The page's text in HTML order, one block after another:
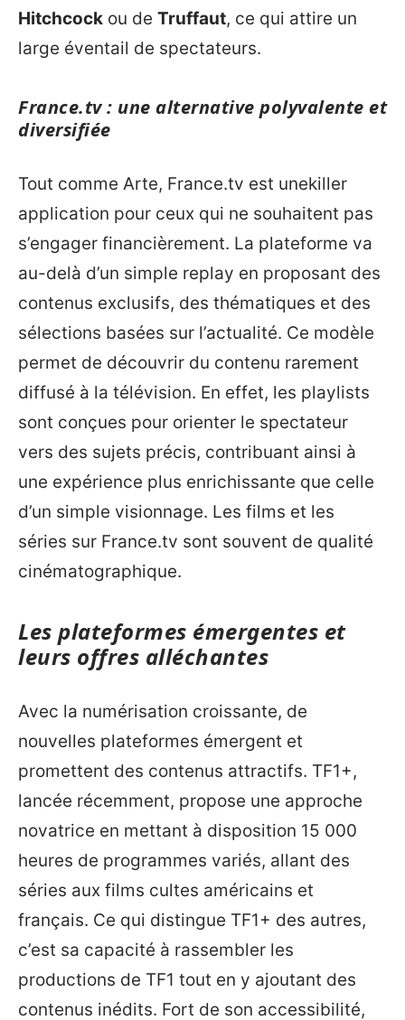
Hitchcock ou de Truffaut, ce qui attire un
large éventail de spectateurs.
France.tv : une alternative polyvalente et
diversifiée
Tout comme Arte, France.tv est unekiller
application pour ceux qui ne souhaitent pas
s’engager financièrement. La plateforme va
au-delà d’un simple replay en proposant des
contenus exclusifs, des thématiques et des
sélections basées sur l’actualité. Ce modèle
permet de découvrir du contenu rarement
diffusé à la télévision. En effet, les playlists
sont conçues pour orienter le spectateur
vers des sujets précis, contribuant ainsi à
une expérience plus enrichissante que celle
d’un simple visionnage. Les films et les
séries sur France.tv sont souvent de qualité
cinématographique.
Les plateformes émergentes et
leurs offres alléchantes
Avec la numérisation croissante, de
nouvelles plateformes émergent et
promettent des contenus attractifs. TF1+,
lancée récemment, propose une approche
novatrice en mettant à disposition 15 000
heures de programmes variés, allant des
séries aux films cultes américains et
français. Ce qui distingue TF1+ des autres,
c’est sa capacité à rassembler les
productions de TF1 tout en y ajoutant des
contenus inédits. Fort de son accessibilité,